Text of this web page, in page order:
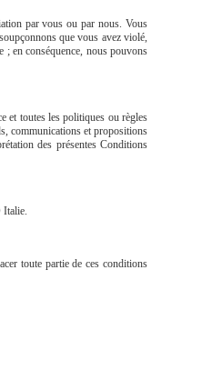
par vous ou par nous. Vous
que vous avez violé,
; en conséquence, nous pouvons
et toutes les politiques ou règles
communications et propositions
des présentes Conditions
Italie.
toute partie de ces conditions